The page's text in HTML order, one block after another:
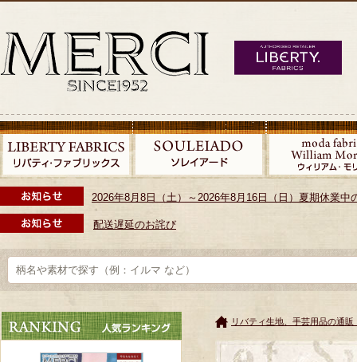
2026年8月8日（土）～2026年8月16日（日）夏期休業中
配送遅延のお詫び
リバティ生地、手芸用品の通